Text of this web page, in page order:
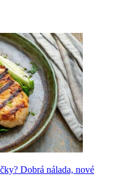
Dobrá nálada, nové